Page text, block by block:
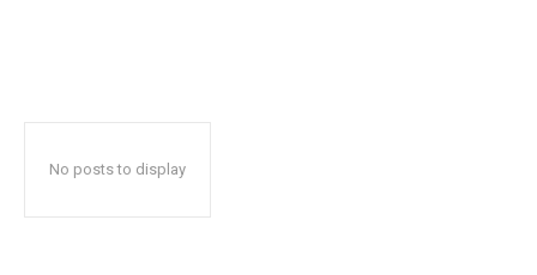
No posts to display